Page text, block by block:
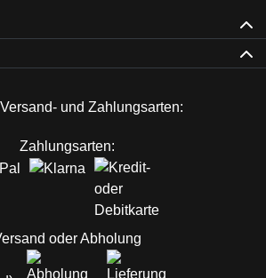
und Zahlungsarten:
Zahlungsarten:
oder Abholung